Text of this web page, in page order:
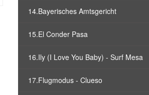
14.Bayerisches Amtsgericht
15.El Conder Pasa
16.Ily (I Love You Baby) - Surf Mesa
17.Flugmodus - Clueso